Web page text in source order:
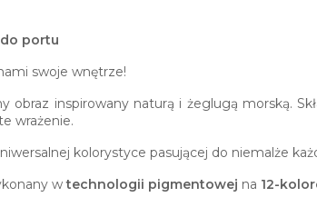
portu
swoje wnętrze!
obraz inspirowany naturą i żeglugą morską.
wrażenie.
kolorystyce pasującej do niemalże
wtechnologii pigmentowej na 12-